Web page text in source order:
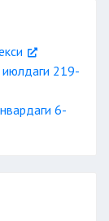
июлдаги 219-
6-